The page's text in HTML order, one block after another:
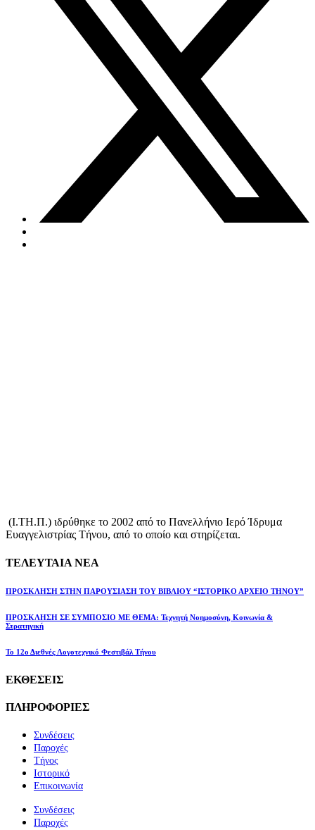
(Ι.ΤΗ.Π.) ιδρύθηκε το 2002 από το Πανελλήνιο Ιερό Ίδρυμα
Ευαγγελιστρίας Τήνου, από το οποίο και στηρίζεται.
ΤΕΛΕΥΤΑΙΑ ΝΕΑ
ΠΡΟΣΚΛΗΣΗ ΣΤΗΝ ΠΑΡΟΥΣΙΑΣΗ ΤΟΥ ΒΙΒΛΙΟΥ “ΙΣΤΟΡΙΚΟ ΑΡΧΕΙΟ ΤΗΝΟΥ”
ΠΡΟΣΚΛΗΣΗ ΣΕ ΣΥΜΠΟΣΙΟ ΜΕ ΘΕΜΑ: Τεχνητή Νοημοσύνη, Κοινωνία &
Στρατηγική
Το 12ο Διεθνές Λογοτεχνικό Φεστιβάλ Τήνου
ΕΚΘΕΣΕΙΣ
ΠΛΗΡΟΦΟΡΙΕΣ
Συνδέσεις
Παροχές
Τήνος
Ιστορικό
Επικοινωνία
Συνδέσεις
Παροχές